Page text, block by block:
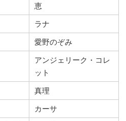
恵
ラナ
愛野のぞみ
アンジェリーク・コレ
ット
真理
カーサ